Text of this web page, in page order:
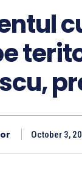
October 3,